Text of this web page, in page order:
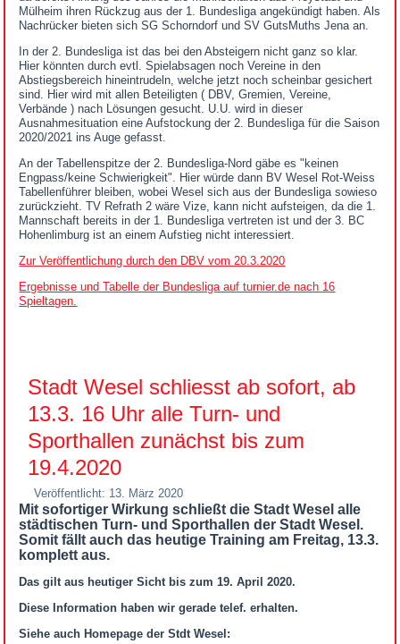
Mülheim ihren Rückzug aus der 1. Bundesliga angekündigt haben. Als
Nachrücker bieten sich SG Schorndorf und SV GutsMuths Jena an.
In der 2. Bundesliga ist das bei den Absteigern nicht ganz so klar.
Hier könnten durch evtl. Spielabsagen noch Vereine in den
Abstiegsbereich hineintrudeln, welche jetzt noch scheinbar gesichert
sind. Hier wird mit allen Beteiligten ( DBV, Gremien, Vereine,
Verbände ) nach Lösungen gesucht. U.U. wird in dieser
Ausnahmesituation eine Aufstockung der 2. Bundesliga für die Saison
2020/2021 ins Auge gefasst.
An der Tabellenspitze der 2. Bundesliga-Nord gäbe es "keinen
Engpass/keine Schwierigkeit". Hier würde dann BV Wesel Rot-Weiss
Tabellenführer bleiben, wobei Wesel sich aus der Bundesliga sowieso
zurückzieht. TV Refrath 2 wäre Vize, kann nicht aufsteigen, da die 1.
Mannschaft bereits in der 1. Bundesliga vertreten ist und der 3. BC
Hohenlimburg ist an einem Aufstieg nicht interessiert.
Zur Veröffentlichung durch den DBV vom 20.3.2020
Ergebnisse und Tabelle der Bundesliga auf turnier.de nach 16
Spieltagen.
Stadt Wesel schliesst ab sofort, ab
13.3. 16 Uhr alle Turn- und
Sporthallen zunächst bis zum
19.4.2020
Veröffentlicht: 13. März 2020
Mit sofortiger Wirkung schließt die Stadt Wesel alle
städtischen Turn- und Sporthallen der Stadt Wesel.
Somit fällt auch das heutige Training am Freitag, 13.3.
komplett aus.
Das gilt aus heutiger Sicht bis zum 19. April 2020.
Diese Information haben wir gerade telef. erhalten.
Siehe auch Homepage der Stdt Wesel: